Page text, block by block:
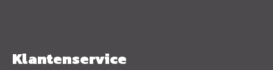
Klantenservice